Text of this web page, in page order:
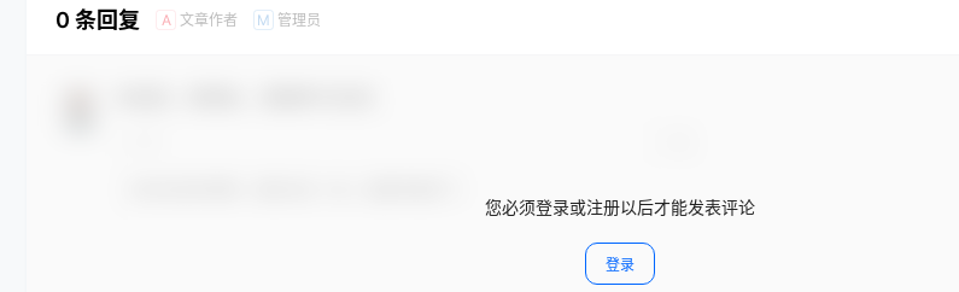
0 条回复 A 文章作者 M 管理员
您必须登录或注册以后才能发表评论
登录